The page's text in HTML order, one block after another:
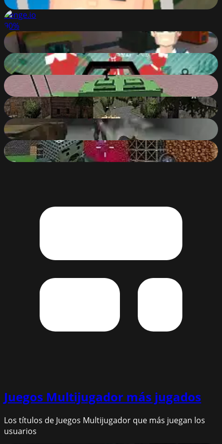
84
%
Venge.io
90%
POLYBLICY
88
%
MercZone
75%
Helicopter And Tank Battle Desert Storm
86
WW2 Modern War Tanks 1942
86%
Zombie Apocalypse Tunnel Survival
89%
Shooting Blocky Combat Swat GunGame Survival
89%
Juegos Multijugador más jugados
Los títulos de Juegos Multijugador que más juegan los
usuarios